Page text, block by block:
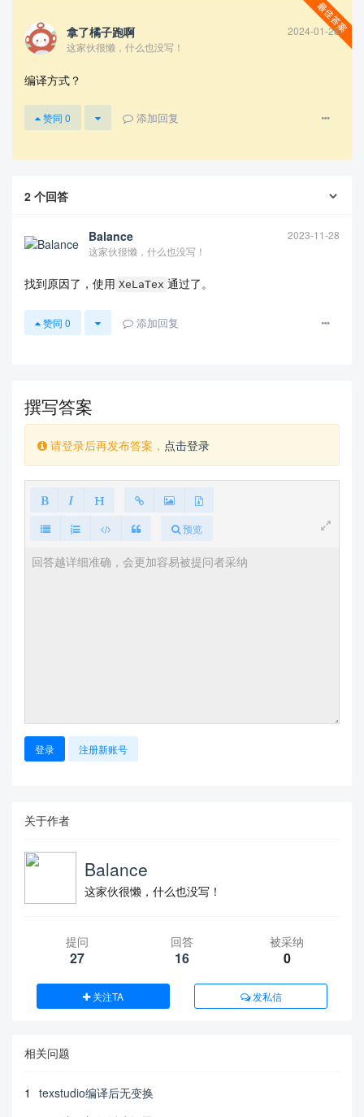
拿了橘子跑啊
2024-01-28
这家伙很懒，什么也没写！
编译方式？
赞同 0 添加回复
2 个回答
Balance
2023-11-28
这家伙很懒，什么也没写！
找到原因了，使用 XeLaTex 通过了。
赞同 0 添加回复
撰写答案
请登录后再发布答案， 点击登录
预览
登录 注册新账号
关于作者
Balance
这家伙很懒，什么也没写！
提问
27
回答
16
被采纳
0
关注TA 发私信
相关问题
1
texstudio编译后无变换